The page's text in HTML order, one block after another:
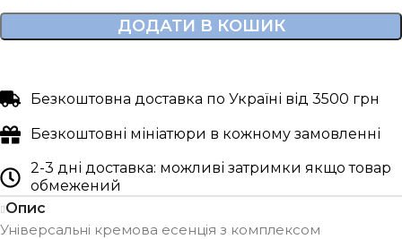
ДОДАТИ В КОШИК
Безкоштовна доставка по Україні від 3500 грн
Безкоштовні мініатюри в кожному замовленні
2-3 дні доставка: можливі затримки якщо товар
обмежений
Опис
Універсальні кремова есенція з комплексом